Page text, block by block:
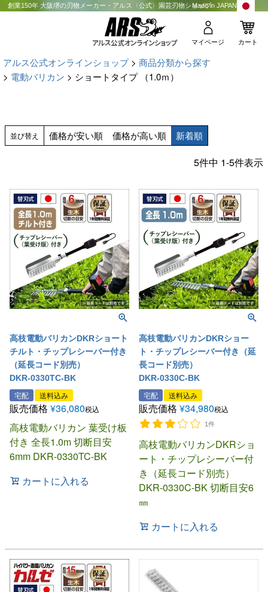
創業150年 大阪堺の刃物メーカー・アルス〈公式〉園芸刃物ショップMade in JAPAN
マイページ カート
アルス公式オンラインショップ
商品分類から探す
電動バリカン
ショートタイプ （1.0ｍ）
並び替え 価格が安い順 価格が高い順 新着順
5件中 1-5件表示
高枝電動バリカンDKRショート
チルト・チップレシーバー付き
（延長コード別売）
DKR-0330TC-BK
宅配 送料込み
販売価格 ¥36,080税込
高枝電動バリカン 葉受け板
付き 全長1.0m 切断目安
6mm DKR-0330TC-BK
カートに入れる
高枝電動バリカンDKRショー
ト・チップレシーバー付き（延
長コード別売）
DKR-0330C-BK
宅配 送料込み
販売価格 ¥34,980税込
1件
高枝電動バリカンDKRショ
ート・チップレシーバー付
き（延長コード別売）
DKR-0330C-BK 切断目安6
㎜
カートに入れる